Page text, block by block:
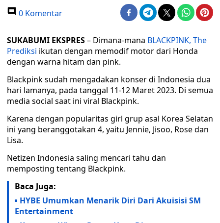
0 Komentar
SUKABUMI EKSPRES– Dimana-mana BLACKPINK, The
Prediksi ikutan dengan memodif motor dari Honda
dengan warna hitam dan pink.
Blackpink sudah mengadakan konser di Indonesia dua
hari lamanya, pada tanggal 11-12 Maret 2023. Di semua
media social saat ini viral Blackpink.
Karena dengan popularitas girl grup asal Korea Selatan
ini yang beranggotakan 4, yaitu Jennie, Jisoo, Rose dan
Lisa.
Netizen Indonesia saling mencari tahu dan
memposting tentang Blackpink.
Baca Juga:
HYBE Umumkan Menarik Diri Dari Akuisisi SM
Entertainment